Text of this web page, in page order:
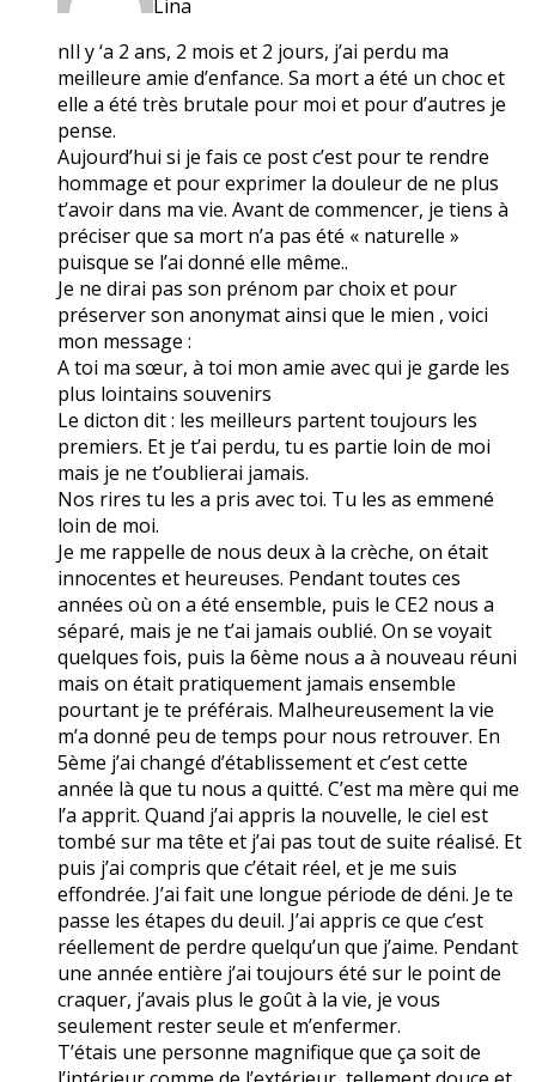
Lina
nIl y ‘a 2 ans, 2 mois et 2 jours, j’ai perdu ma
meilleure amie d’enfance. Sa mort a été un choc et
elle a été très brutale pour moi et pour d’autres je
pense.
Aujourd’hui si je fais ce post c’est pour te rendre
hommage et pour exprimer la douleur de ne plus
t’avoir dans ma vie. Avant de commencer, je tiens à
préciser que sa mort n’a pas été « naturelle »
puisque se l’ai donné elle même..
Je ne dirai pas son prénom par choix et pour
préserver son anonymat ainsi que le mien , voici
mon message :
A toi ma sœur, à toi mon amie avec qui je garde les
plus lointains souvenirs
Le dicton dit : les meilleurs partent toujours les
premiers. Et je t’ai perdu, tu es partie loin de moi
mais je ne t’oublierai jamais.
Nos rires tu les a pris avec toi. Tu les as emmené
loin de moi.
Je me rappelle de nous deux à la crèche, on était
innocentes et heureuses. Pendant toutes ces
années où on a été ensemble, puis le CE2 nous a
séparé, mais je ne t’ai jamais oublié. On se voyait
quelques fois, puis la 6ème nous a à nouveau réuni
mais on était pratiquement jamais ensemble
pourtant je te préférais. Malheureusement la vie
m’a donné peu de temps pour nous retrouver. En
5ème j’ai changé d’établissement et c’est cette
année là que tu nous a quitté. C’est ma mère qui me
l’a apprit. Quand j’ai appris la nouvelle, le ciel est
tombé sur ma tête et j’ai pas tout de suite réalisé. Et
puis j’ai compris que c’était réel, et je me suis
effondrée. J’ai fait une longue période de déni. Je te
passe les étapes du deuil. J’ai appris ce que c’est
réellement de perdre quelqu’un que j’aime. Pendant
une année entière j’ai toujours été sur le point de
craquer, j’avais plus le goût à la vie, je vous
seulement rester seule et m’enfermer.
T’étais une personne magnifique que ça soit de